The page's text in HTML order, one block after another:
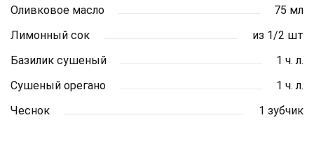
Оливковое масло
75 мл
Лимонный сок
из 1/2 шт
Базилик сушеный
1 ч. л.
Сушеный орегано
1 ч. л.
Чеснок
1 зубчик